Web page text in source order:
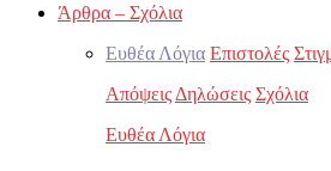
Άρθρα – Σχόλια
Ευθέα Λόγια Επιστολές
Απόψεις Δηλώσεις Σχόλια
Ευθέα Λόγια